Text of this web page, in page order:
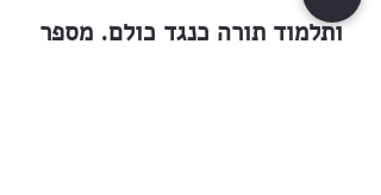
ותלמוד תורה כנגד כולם. מספר